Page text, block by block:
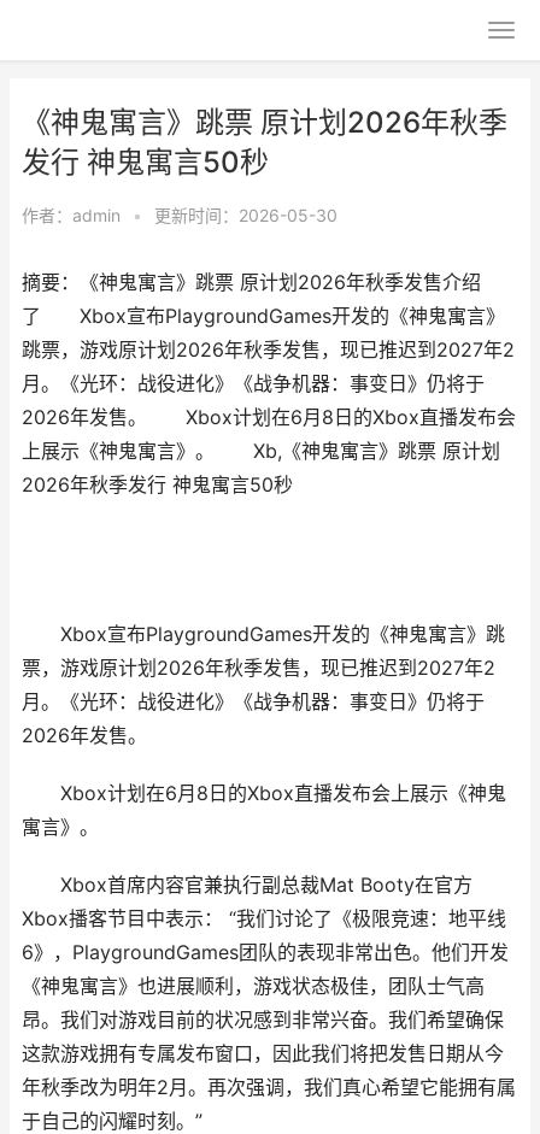
《神鬼寓言》跳票 原计划2026年秋季
发行 神鬼寓言50秒
作者： admin • 更新时间：2026-05-30
摘要：《神鬼寓言》跳票 原计划2026年秋季发售介绍
了 Xbox宣布PlaygroundGames开发的《神鬼寓言》
跳票，游戏原计划2026年秋季发售，现已推迟到2027年2
月。《光环：战役进化》《战争机器：事变日》仍将于
2026年发售。 Xbox计划在6月8日的Xbox直播发布会
上展示《神鬼寓言》。 Xb,《神鬼寓言》跳票 原计划
2026年秋季发行 神鬼寓言50秒
Xbox宣布PlaygroundGames开发的《神鬼寓言》跳
票，游戏原计划2026年秋季发售，现已推迟到2027年2
月。《光环：战役进化》《战争机器：事变日》仍将于
2026年发售。
Xbox计划在6月8日的Xbox直播发布会上展示《神鬼
寓言》。
Xbox首席内容官兼执行副总裁Mat Booty在官方
Xbox播客节目中表示： “我们讨论了《极限竞速：地平线
6》，PlaygroundGames团队的表现非常出色。他们开发
《神鬼寓言》也进展顺利，游戏状态极佳，团队士气高
昂。我们对游戏目前的状况感到非常兴奋。我们希望确保
这款游戏拥有专属发布窗口，因此我们将把发售日期从今
年秋季改为明年2月。再次强调，我们真心希望它能拥有属
于自己的闪耀时刻。”